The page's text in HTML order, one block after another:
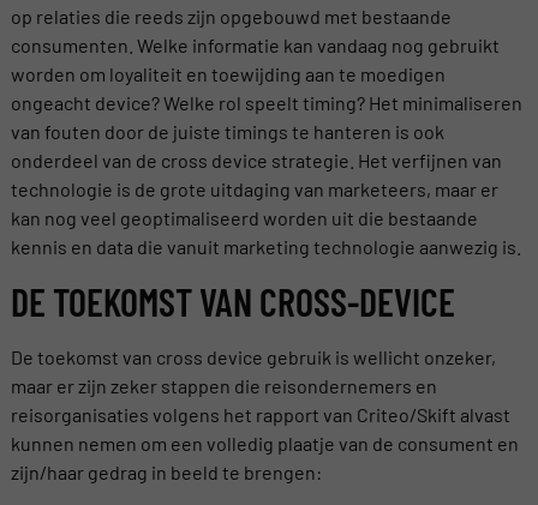
op relaties die reeds zijn opgebouwd met bestaande
consumenten. Welke informatie kan vandaag nog gebruikt
worden om loyaliteit en toewijding aan te moedigen
ongeacht device? Welke rol speelt timing? Het minimaliseren
van fouten door de juiste timings te hanteren is ook
onderdeel van de cross device strategie. Het verfijnen van
technologie is de grote uitdaging van marketeers, maar er
kan nog veel geoptimaliseerd worden uit die bestaande
kennis en data die vanuit marketing technologie aanwezig is.
DE TOEKOMST VAN CROSS-DEVICE
De toekomst van cross device gebruik is wellicht onzeker,
maar er zijn zeker stappen die reisondernemers en
reisorganisaties volgens het rapport van Criteo/Skift alvast
kunnen nemen om een volledig plaatje van de consument en
zijn/haar gedrag in beeld te brengen: